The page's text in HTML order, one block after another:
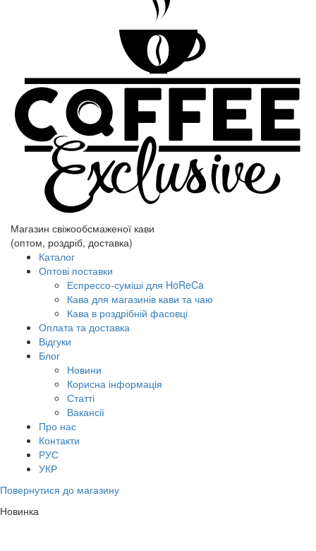
Магазин свіжообсмаженої кави
(оптом, роздріб, доставка)
Каталог
Оптові поставки
Еспрессо-суміші для HoReCa
Кава для магазинів кави та чаю
Кава в роздрібній фасовці
Оплата та доставка
Відгуки
Блог
Новини
Корисна інформація
Статті
Вакансії
Про нас
Контакти
РУС
УКР
Повернутися до магазину
Новинка